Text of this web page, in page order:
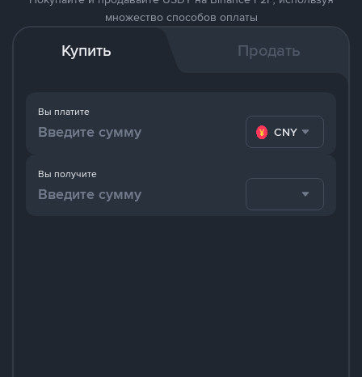
множество способов оплаты
Купить Продать
Вы платите
CNY
Вы получите